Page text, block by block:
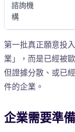
諮詢機
構
第一批真正願意投
業」，而是已經被
但證據分散、或已
件的企業。
企業需要準